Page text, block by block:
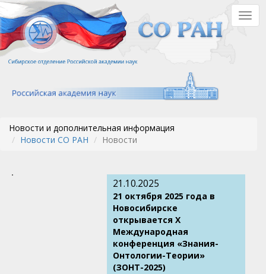
Перейти
к
основному
содержанию
Новости и дополнительная информация
Новости СО РАН
Новости
21.10.2025
21 октября 2025 года в
Новосибирске
открывается X
Международная
конференция «Знания-
Онтологии-Теории»
(ЗОНТ-2025)